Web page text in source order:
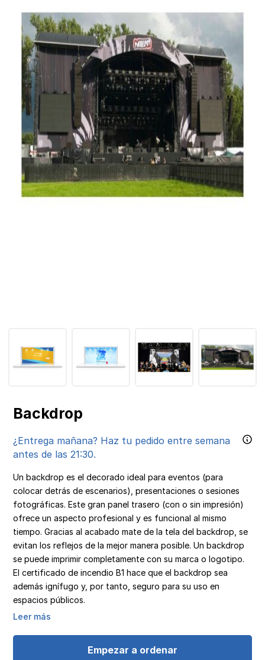
Backdrop
¿Entrega mañana? Haz tu pedido entre semana
antes de las 21:30.
Un backdrop es el decorado ideal para eventos (para
colocar detrás de escenarios), presentaciones o sesiones
fotográficas. Este gran panel trasero (con o sin impresión)
ofrece un aspecto profesional y es funcional al mismo
tiempo. Gracias al acabado mate de la tela del backdrop, se
evitan los reflejos de la mejor manera posible. Un backdrop
se puede imprimir completamente con su marca o logotipo.
El certificado de incendio B1 hace que el backdrop sea
además ignífugo y, por tanto, seguro para su uso en
espacios públicos.
Leer más
Empezar a ordenar